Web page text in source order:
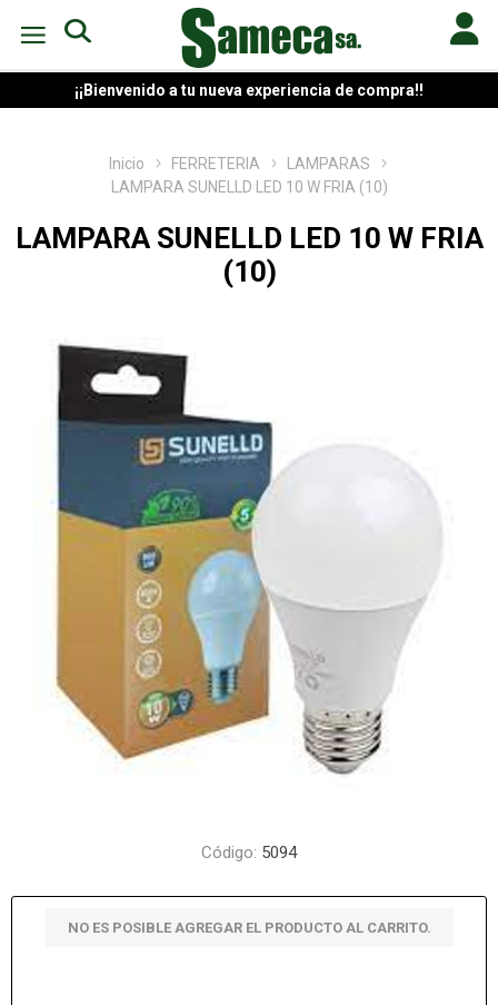
¡¡Bienvenido a tu nueva experiencia de compra!!
Inicio FERRETERIA
LAMPARAS
LAMPARA SUNELLD LED 10 W FRIA (10)
LAMPARA SUNELLD LED 10 W FRIA
(10)
Código: 5094
NO ES POSIBLE AGREGAR EL PRODUCTO AL CARRITO.